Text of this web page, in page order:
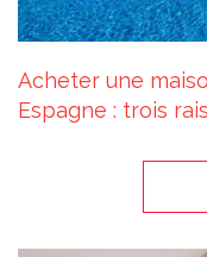
Acheter une
Espagne : trois